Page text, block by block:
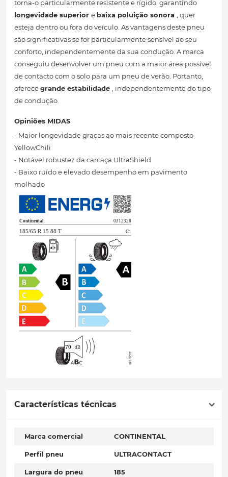
torna-o particularmente resistente e rígido, garantindo
longevidade superior e baixa poluição sonora , quer
esteja dentro ou fora do veículo. As vantagens deste pneu
são significativas se for particularmente sensível ao seu
conforto, independentemente da sua condução. A marca
conseguiu desenvolver um pneu com a maior área possível
de contacto com o solo para um pneu de verão. Portanto,
oferecegrande estabilidade , independentemente do tipo
de condução.
Opiniões MIDAS
- Maior longevidade graças ao mais recente composto
YellowChili
- Notável robustez da carcaça UltraShield
- Baixo ruído e elevado desempenho em pavimento
molhado
Características técnicas
Marca comercial CONTINENTAL
Perfil pneu ULTRACONTACT
Largura do pneu 185